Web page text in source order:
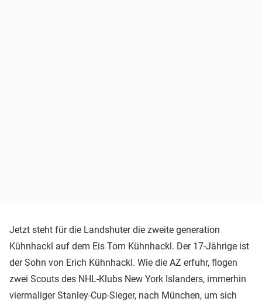
Jetzt steht für die Landshuter die zweite generation
Kühnhackl auf dem Eis Tom Kühnhackl. Der 17-Jährige ist
der Sohn von Erich Kühnhackl. Wie die AZ erfuhr, flogen
zwei Scouts des NHL-Klubs New York Islanders, immerhin
viermaliger Stanley-Cup-Sieger, nach München, um sich